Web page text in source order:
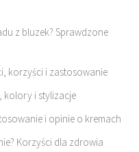
z bluzek? Sprawdzone
korzyści i zastosowanie
kolory i stylizacje
i opinie o kremach
Korzyści dla zdrowia